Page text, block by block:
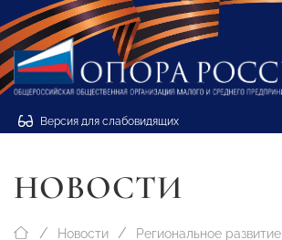
Версия для слабовидящих
НОВОСТИ
Новости Региональное развитие